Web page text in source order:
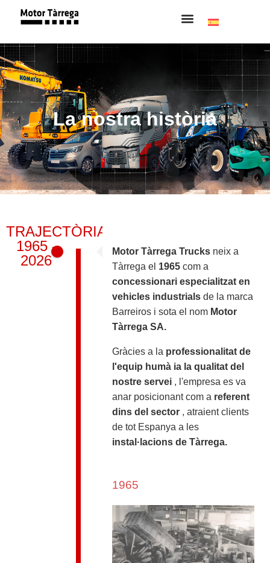
La nostra història
TRAJECTÒRIA
1965 -
2026
Motor Tàrrega Trucks neix a
Tàrrega el 1965 com a
concessionari especialitzat en
vehicles industrials de la marca
Barreiros i sota el nom Motor
Tàrrega SA.
Gràcies a la professionalitat de
l'equip humà ia la qualitat del
nostre servei , l'empresa es va
anar posicionant com a referent
dins del sector , atraient clients
de tot Espanya a les
instal·lacions de Tàrrega.
1965